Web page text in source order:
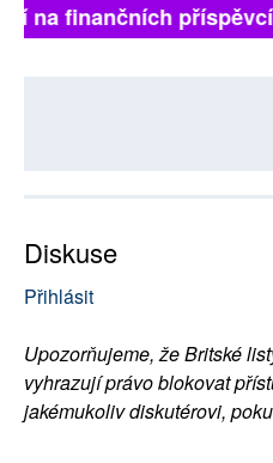
finančních
Diskuse
Přihlásit
Upozorňujeme, že Britské
vyhrazují právo blokovat
jakémukoliv diskutérovi,